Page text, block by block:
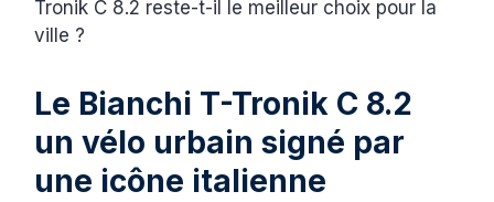
Tronik C 8.2 reste-t-il le meilleur choix pour la
ville ?
Le Bianchi T-Tronik C 8.2
un vélo urbain signé par
une icône italienne